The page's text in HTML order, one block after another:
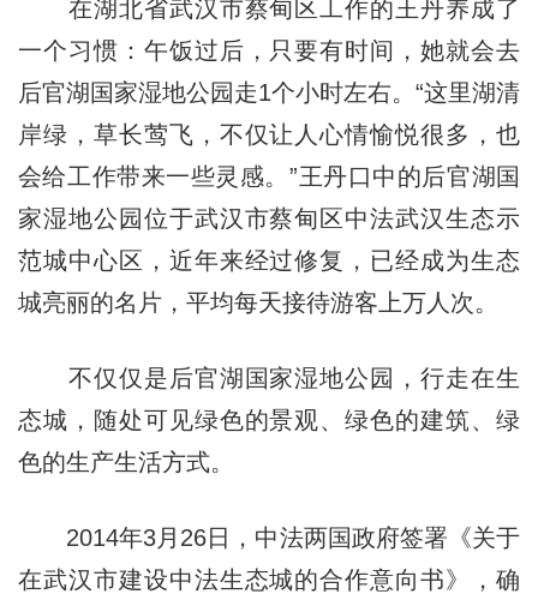
在湖北省武汉市蔡甸区工作的王丹养成了
一个习惯：午饭过后，只要有时间，她就会去
后官湖国家湿地公园走1个小时左右。“这里湖清
岸绿，草长莺飞，不仅让人心情愉悦很多，也
会给工作带来一些灵感。”王丹口中的后官湖国
家湿地公园位于武汉市蔡甸区中法武汉生态示
范城中心区，近年来经过修复，已经成为生态
城亮丽的名片，平均每天接待游客上万人次。
不仅仅是后官湖国家湿地公园，行走在生
态城，随处可见绿色的景观、绿色的建筑、绿
色的生产生活方式。
2014年3月26日，中法两国政府签署《关于
在武汉市建设中法生态城的合作意向书》，确